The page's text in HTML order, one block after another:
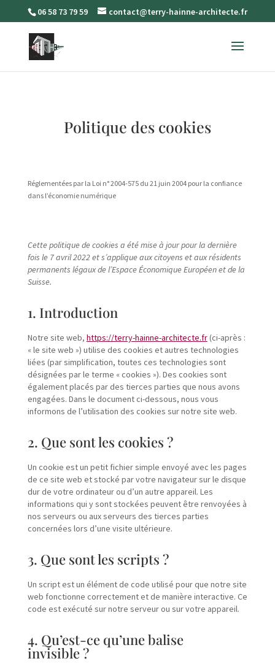
06 58 73 79 59 contact@terry-hainne-architecte.fr
Politique des cookies
Réglementées par la Loi n° 2004-575 du 21 juin 2004 pour la confiance
dans l’économie numérique
Cette politique de cookies a été mise à jour pour la dernière
fois le 7 avril 2022 et s’applique aux citoyens et aux résidents
permanents légaux de l’Espace Économique Européen et de la
Suisse.
1. Introduction
Notre site web, https://terry-hainne-architecte.fr(ci-après :
« le site web ») utilise des cookies et autres technologies
liées (par simplification, toutes ces technologies sont
désignées par le terme « cookies »). Des cookies sont
également placés par des tierces parties que nous avons
engagées. Dans le document ci-dessous, nous vous
informons de l’utilisation des cookies sur notre site web.
2. Que sont les cookies ?
Un cookie est un petit fichier simple envoyé avec les pages
de ce site web et stocké par votre navigateur sur le disque
dur de votre ordinateur ou d’un autre appareil. Les
informations qui y sont stockées peuvent être renvoyées à
nos serveurs ou aux serveurs des tierces parties
concernées lors d’une visite ultérieure.
3. Que sont les scripts ?
Un script est un élément de code utilisé pour que notre site
web fonctionne correctement et de manière interactive. Ce
code est exécuté sur notre serveur ou sur votre appareil.
4. Qu’est-ce qu’une balise
invisible ?